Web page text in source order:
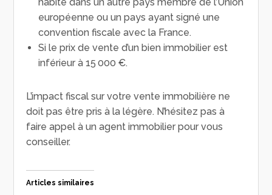
européenne ou un pays ayant signé une
convention fiscale avec la France.
Si le prix de vente d’un bien immobilier est
inférieur à 15 000 €.
L’impact fiscal sur votre vente immobilière ne
doit pas être pris à la légère. N’hésitez pas à
faire appel à un agent immobilier pour vous
conseiller.
Articles similaires